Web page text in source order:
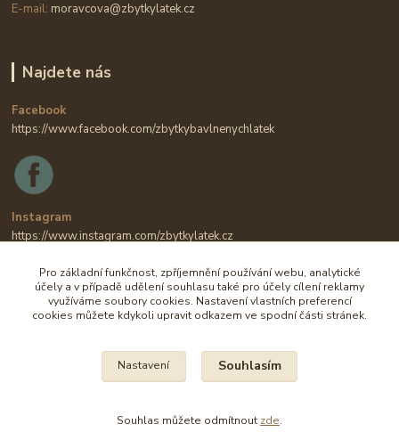
E-mail: moravcova@zbytkylatek.cz
Najdete nás
Facebook
https://www.facebook.com/zbytkybavlnenychlatek
Instagram
https://www.instagram.com/zbytkylatek.cz
Na všechny fotografie se vztahují autorská práva.
Pro základní funkčnost, zpříjemnění používání webu, analytické
účely a v případě udělení souhlasu také pro účely cílení reklamy
využíváme soubory cookies. Nastavení vlastních preferencí
cookies můžete kdykoli upravit odkazem ve spodní části stránek.
Nastavení Souhlasím
Souhlas můžete odmítnout zde.